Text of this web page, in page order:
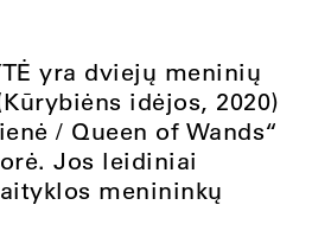
yra dviejų meninių
idėjos, 2020)
/ Queen of Wands“
Jos leidiniai
menininkų